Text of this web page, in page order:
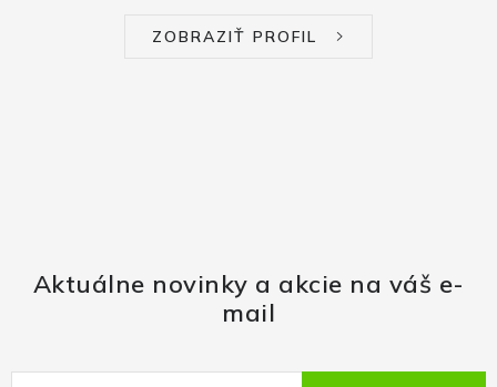
ZOBRAZIŤ PROFIL
Aktuálne novinky a akcie na váš e-
mail